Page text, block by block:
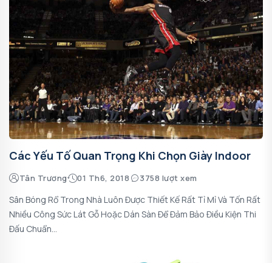
Các Yếu Tố Quan Trọng Khi Chọn Giày Indoor
Tân Trương 01 Th6, 2018 3758 lượt xem
Sân Bóng Rổ Trong Nhà Luôn Được Thiết Kế Rất Tỉ Mỉ Và Tốn Rất
Nhiều Công Sức Lát Gỗ Hoặc Dán Sàn Để Đảm Bảo Điều Kiện Thi
Đấu Chuẩn...